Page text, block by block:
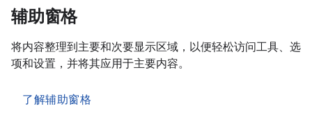
辅助窗格
将内容整理到主要和次要显示区域，以便轻松访问工具、选
项和设置，并将其应用于主要内容。
了解辅助窗格